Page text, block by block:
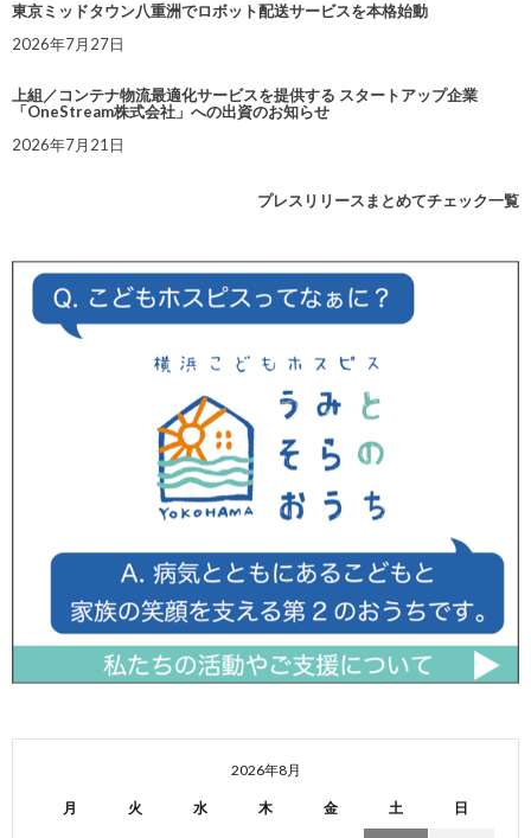
東京ミッドタウン八重洲でロボット配送サービスを本格始動
2026年7月27日
上組／コンテナ物流最適化サービスを提供する スタートアップ企業
「OneStream株式会社」への出資のお知らせ
2026年7月21日
プレスリリースまとめてチェック一覧
2026年8月
月 火 水 木 金 土 日